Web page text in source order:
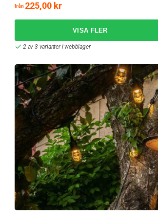
från 225,00 kr
2 av 3 varianter i webblager